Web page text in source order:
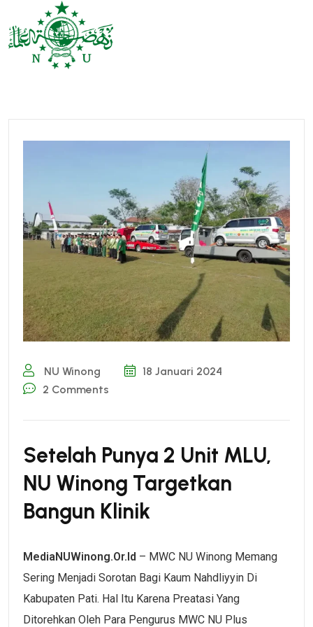
NU Winong
18 Januari 2024
2 Comments
Setelah Punya 2 Unit MLU,
NU Winong Targetkan
Bangun Klinik
MediaNUWinong.or.id – MWC NU Winong Memang
Sering Menjadi Sorotan Bagi Kaum Nahdliyyin Di
Kabupaten Pati. Hal Itu Karena Preatasi Yang
Ditorehkan Oleh Para Pengurus MWC NU Plus